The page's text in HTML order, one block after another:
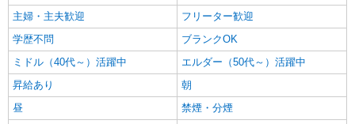
主婦・主夫歓迎
フリーター歓迎
学歴不問
ブランクOK
ミドル（40代～）活躍中
エルダー（50代～）活躍中
昇給あり
朝
昼
禁煙・分煙